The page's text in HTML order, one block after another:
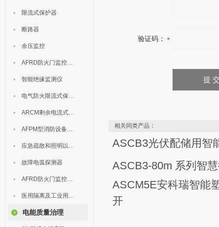
限流式保护器
断路器
余压监控
AFRD防火门监控模块
智能绝缘监测仪
电气防火限流式保护器
ARCM剩余电流式电气火灾监控装置
AFPM型消防设备电源监控系统
应急疏散和照明以及灯具
故障电弧探测器
AFRD防火门监控系统
医用隔离及工业用电绝缘检测
电能质量治理
验证码：
相关同类产品：
ASCB3光伏配储用智
ASCB3-80m 系列智
ASCM5E安科瑞智能
开